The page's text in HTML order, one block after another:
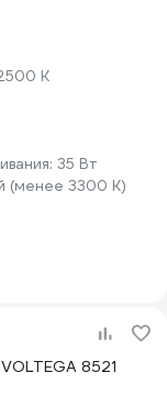
К
35 Вт
(менее 3300 К)
8521